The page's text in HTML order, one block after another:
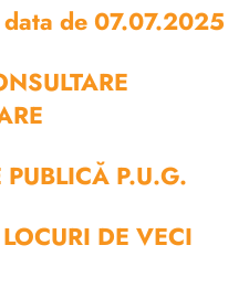
de 07.07.2025
P.U.G.
DE VECI